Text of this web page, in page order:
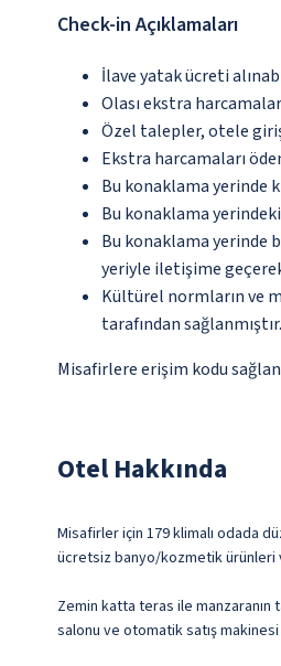
Check-in Açıklamaları
İlave yatak ücreti
Olası ekstra
Özel talepler, otele
Ekstra harcamaları
Bu konaklama yerinde
Bu konaklama
Bu konaklama yerinde
yeriyle iletişime
Kültürel normların ve
tarafından sağlanmıştır.
Misafirlere erişim kodu
Otel Hakkında
Misafirler için 179 klimalı odada
ücretsiz banyo/kozmetik ürünleri
Zemin katta teras ile manzaranın
salonu ve otomatik satış makinesi